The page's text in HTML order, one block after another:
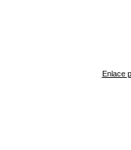
Enlace